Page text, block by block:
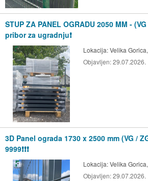
STUP ZA PANEL OGRADU 2050 MM -
pribor za ugradnju❗
Lokacija:Velika
Objavljen:29.07.2026.
3D Panel ograda 1730 x 2500 mm (VG /
9999❗❗❗
Lokacija:Velika
Objavljen:29.07.2026.